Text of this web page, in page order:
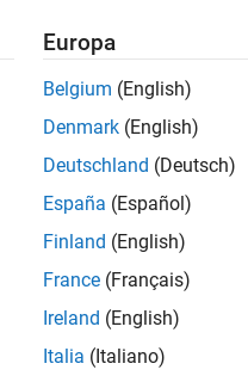
Europa
Belgium (English)
Denmark (English)
Deutschland (Deutsch)
España (Español)
Finland (English)
France (Français)
Ireland (English)
Italia (Italiano)